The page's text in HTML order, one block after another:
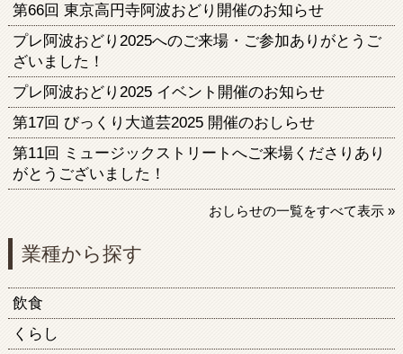
第66回 東京高円寺阿波おどり開催のお知らせ
プレ阿波おどり2025へのご来場・ご参加ありがとうご
ざいました！
プレ阿波おどり2025 イベント開催のお知らせ
第17回 びっくり大道芸2025 開催のおしらせ
第11回 ミュージックストリートへご来場くださりあり
がとうございました！
おしらせの一覧をすべて表示 »
業種から探す
飲食
くらし